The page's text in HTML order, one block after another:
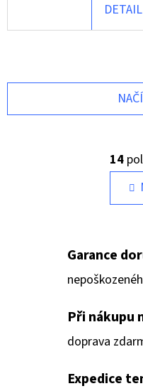
DETAIL
14
Garance
Při nákupu
doprava
Expedice